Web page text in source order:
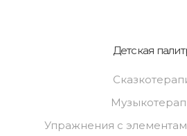
Детская
Упражнения с